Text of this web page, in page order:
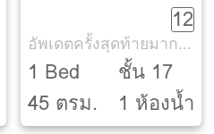
12
อัพเดตครั้งสุดท้ายมากกว่า 30 วัน
1 Bed
45 ตรม.
ชั้น 17
1 ห้องน้ำ